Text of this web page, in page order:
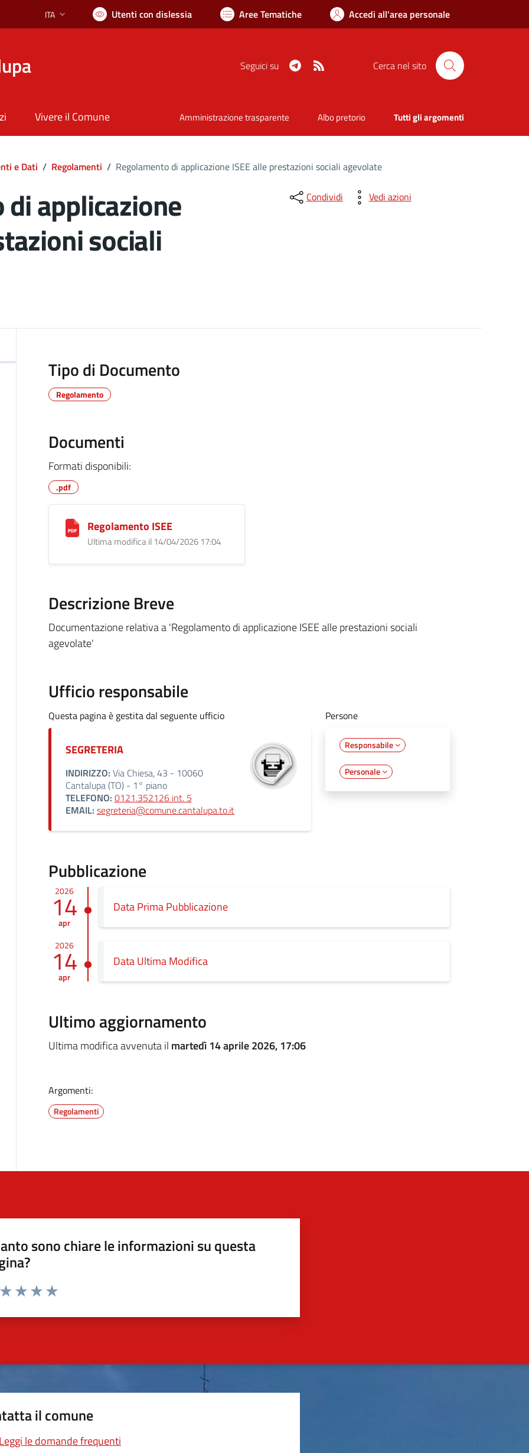
Lingua attiva:
ITA Utenti con dislessia Aree Tematiche Accedi all'area personale
Seguici su Telegram Cerca nel sito
Vivere il Comune Amministrazione trasparente Albo pretorio Tutti gli argomenti
e Dati / Regolamenti / Regolamento di applicazione ISEE alle prestazioni sociali agevolate
applicazione
sociali
Condividi Vedi azioni
Tipo di Documento
Regolamento
Documenti
Formati disponibili:
.pdf
Regolamento ISEE
Ultima modifica il 14/04/2026 17:04
Descrizione Breve
Documentazione relativa a 'Regolamento di applicazione ISEE alle prestazioni sociali
agevolate'
Ufficio responsabile
Questa pagina è gestita dal seguente ufficio
SEGRETERIA
INDIRIZZO: Via Chiesa, 43 - 10060
Cantalupa (TO) - 1° piano
TELEFONO: 0121.352126 int. 5
EMAIL: segreteria@comune.cantalupa.to.it
Persone
Responsabile
Personale
Pubblicazione
2026
14
apr
Data Prima Pubblicazione
2026
14
apr
Data Ultima Modifica
Ultimo aggiornamento
Ultima modifica avvenuta il martedì 14 aprile 2026, 17:06
Argomenti:
Regolamenti
sono chiare le informazioni su questa
da 1 a 5 stelle la pagina
il comune
Leggi le domande frequenti